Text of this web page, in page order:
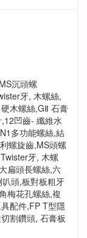
沉頭螺
牙, 木螺絲,
木螺絲,GⅡ 石膏
凹齒- 纖維水
多功能螺絲,結
螺旋齒,MS頭螺
牙, 木螺
扁頭長螺絲,六
頭,板對板粗牙
梅花孔螺絲,複
配件,FP T型隱
割鑽頭, 石膏板